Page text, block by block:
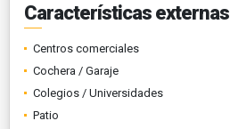
Características externas
Centros comerciales
Cochera / Garaje
Colegios / Universidades
Patio